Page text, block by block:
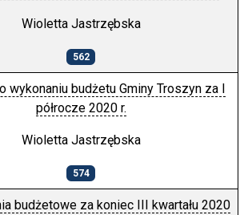
Wioletta Jastrzębska
562
wykonaniu budżetu Gminy Troszyn za I
półrocze 2020 r.
Wioletta Jastrzębska
574
budżetowe za koniec III kwartału 2020